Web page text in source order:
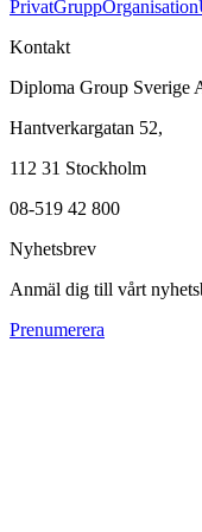
PrivatGruppOrganisation
Kontakt
Diploma Group Sverige
Hantverkargatan 52,
112 31 Stockholm
08-519 42 800
Nyhetsbrev
Anmäl dig till vårt
Prenumerera